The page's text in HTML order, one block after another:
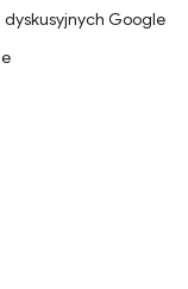
Google